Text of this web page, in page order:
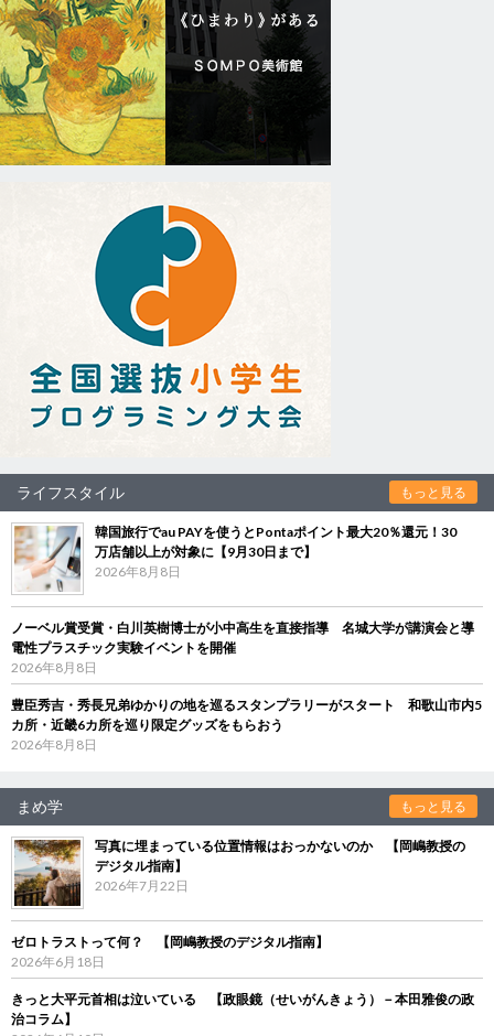
ライフスタイル もっと見る
韓国旅行でau PAYを使うとPontaポイント最大20％還元！30
万店舗以上が対象に【9月30日まで】
2026年8月8日
ノーベル賞受賞・白川英樹博士が小中高生を直接指導 名城大学が講演会と導
電性プラスチック実験イベントを開催
2026年8月8日
豊臣秀吉・秀長兄弟ゆかりの地を巡るスタンプラリーがスタート 和歌山市内5
カ所・近畿6カ所を巡り限定グッズをもらおう
2026年8月8日
まめ学 もっと見る
写真に埋まっている位置情報はおっかないのか 【岡嶋教授の
デジタル指南】
2026年7月22日
ゼロトラストって何？ 【岡嶋教授のデジタル指南】
2026年6月18日
きっと大平元首相は泣いている 【政眼鏡（せいがんきょう）－本田雅俊の政
治コラム】